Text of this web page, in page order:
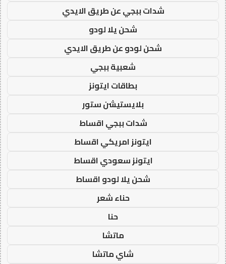
شدات ببجي عن طريق الايدي
شحن يلا لودو
شحن لودو عن طريق الايدي
شعبية ببجي
بطاقات ايتونز
بلايستيشن ستور
شدات ببجي اقساط
ايتونز امريكي اقساط
ايتونز سعودي اقساط
شحن يلا لودو اقساط
حناء شعر
حنا
ماتشا
شاي ماتشا